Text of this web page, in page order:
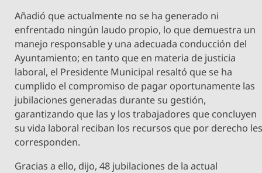
Añadió que actualmente no se ha generado ni
enfrentado ningún laudo propio, lo que demuestra un
manejo responsable y una adecuada conducción del
Ayuntamiento; en tanto que en materia de justicia
laboral, el Presidente Municipal resaltó que se ha
cumplido el compromiso de pagar oportunamente las
jubilaciones generadas durante su gestión,
garantizando que las y los trabajadores que concluyen
su vida laboral reciban los recursos que por derecho
corresponden.
Gracias a ello, dijo, 48 jubilaciones de la actual